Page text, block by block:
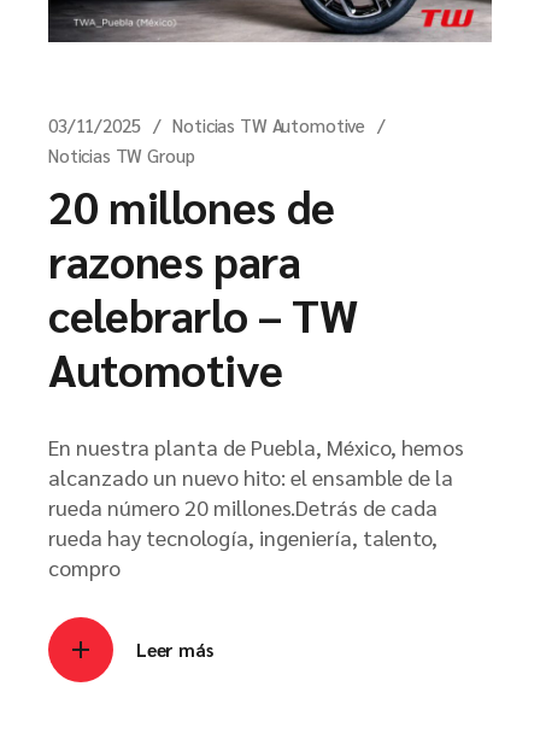
03/11/2025
Noticias TW Automotive
Noticias TW Group
20 millones de
razones para
celebrarlo – TW
Automotive
En nuestra planta de Puebla, México, hemos
alcanzado un nuevo hito: el ensamble de la
rueda número 20 millones.Detrás de cada
rueda hay tecnología, ingeniería, talento,
compro
Leer más